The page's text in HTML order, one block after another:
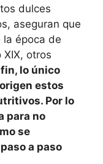
dulces
aseguran que
época de
otros
fin, lo único
estos
Por lo
para no
se
a paso